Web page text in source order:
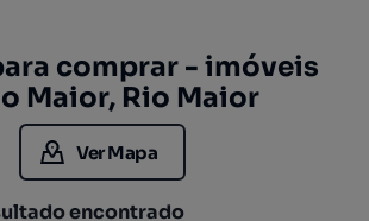
comprar - imóveis
Maior, Rio Maior
Ver Mapa
encontrado